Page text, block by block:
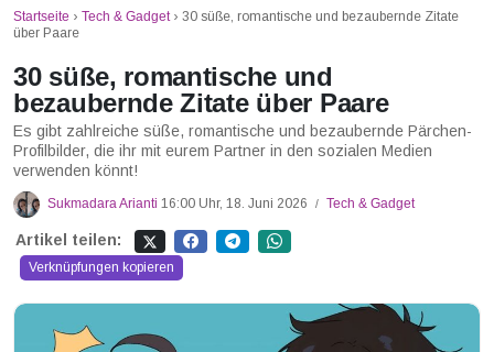
Startseite › Tech & Gadget› 30 süße, romantische und bezaubernde Zitate
über Paare
30 süße, romantische und
bezaubernde Zitate über Paare
Es gibt zahlreiche süße, romantische und bezaubernde Pärchen-
Profilbilder, die ihr mit eurem Partner in den sozialen Medien
verwenden könnt!
Sukmadara Arianti 16:00 Uhr, 18. Juni 2026 / Tech & Gadget
Artikel teilen:
Verknüpfungen kopieren